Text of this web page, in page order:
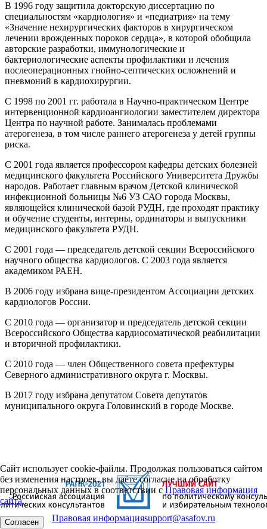
В 1996 году защитила докторскую диссертацию по
специальностям «кардиология» и «педиатрия» на тему
«Значение нехирургических факторов в хирургическом
лечении врожденных пороков сердца», в которой обобщила
авторские разработки, иммунологические и
бактериологические аспекты профилактики и лечения
послеоперационных гнойно-септических осложнений и
пневмоний в кардиохирургии.
С 1998 по 2001 гг. работала в Научно-практическом Центре
интервенционной кардиоангиологии заместителем директора
Центра по научной работе. Занималась проблемами
атерогенеза, в том числе раннего атерогенеза у детей группы
риска.
С 2001 года является профессором кафедры детских болезней
медицинского факультета Российского Университета Дружбы
народов. Работает главным врачом Детской клинической
инфекционной больницы №6 УЗ САО города Москвы,
являющейся клинической базой РУДН, где проходят практику
и обучение студенты, интерны, ординаторы и выпускники
медицинского факультета РУДН.
С 2001 года — председатель детской секции Всероссийского
научного общества кардиологов. С 2003 года является
академиком РАЕН.
В 2006 году избрана вице-президентом Ассоциации детских
кардиологов России.
С 2010 года — организатор и председатель детской секции
Всероссийского Общества кардиосоматической реабилитации
и вторичной профилактики.
С 2010 года — член Общественного совета префектуры
Северного административного округа г. Москвы.
В 2017 году избрана депутатом Совета депутатов
муниципального округа Головинский в городе Москве.
Сайт использует cookie-файлы. Продолжая пользоваться сайтом
без изменения настроек, вы даёте согласие на обработку
персональных данных в соответствии сПравовая информация
сайта.
Согласен Правовая информацияsupport@asafov.ru